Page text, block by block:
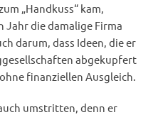
„Handkuss“ kam,
Jahr die damalige Firma
darum, dass Ideen, die er
abgekupfert
finanziellen Ausgleich.
umstritten, denn er